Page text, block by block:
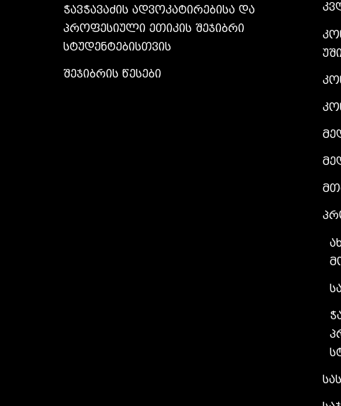
ჭავჭავაძის ადვოკატირებისა და
პროფესიული ეთიკის შეჯიბრი
სტუდენტებისთვის
შეჯიბრის წესები